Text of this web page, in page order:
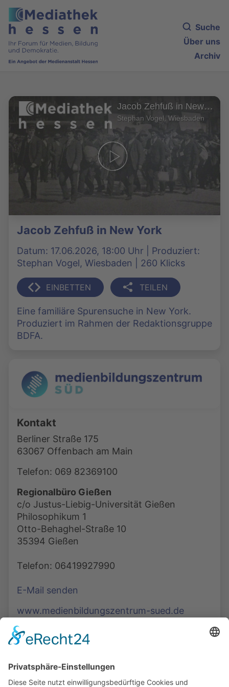
Suche
Über uns
Archiv
Jacob Zehfuß in New York
Stephan Vogel, Wiesbaden
Jacob Zehfuß in New York
Datum: 17.06.2026, 18:00 Uhr | Produziert:
Stephan Vogel, Wiesbaden | 260 Klicks
EINBETTEN TEILEN
Eine familiäre Spurensuche in New York.
Produziert im Rahmen der Redaktionsgruppe
BDFA.
Kontakt
Berliner Straße 175
63067 Offenbach am Main
Telefon: 069 82369100
Regionalbüro Gießen
c/o Justus-Liebig-Universität Gießen
Philosophikum 1
Otto-Behaghel-Straße 10
35394 Gießen
Telefon: 06419927990
E-Mail senden
www.medienbildungszentrum-sued.de